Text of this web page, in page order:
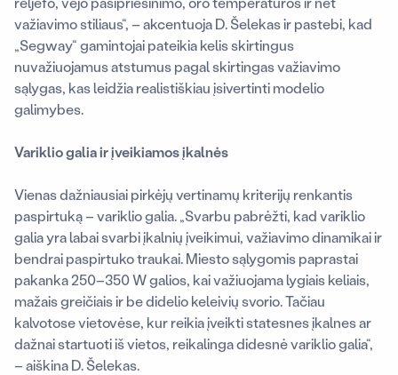
važiavimo stiliaus“, – akcentuoja D. Šelekas ir pastebi, kad
„Segway“ gamintojai pateikia kelis skirtingus
nuvažiuojamus atstumus pagal skirtingas važiavimo
sąlygas, kas leidžia realistiškiau įsivertinti modelio
galimybes.
Variklio galia ir įveikiamos įkalnės
Vienas dažniausiai pirkėjų vertinamų kriterijų renkantis
paspirtuką – variklio galia. „Svarbu pabrėžti, kad variklio
galia yra labai svarbi įkalnių įveikimui, važiavimo dinamikai ir
bendrai paspirtuko traukai. Miesto sąlygomis paprastai
pakanka 250–350 W galios, kai važiuojama lygiais keliais,
mažais greičiais ir be didelio keleivių svorio. Tačiau
kalvotose vietovėse, kur reikia įveikti statesnes įkalnes ar
dažnai startuoti iš vietos, reikalinga didesnė variklio galia“,
– aiškina D. Šelekas.